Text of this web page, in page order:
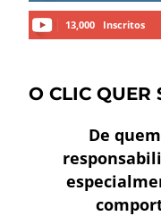
13,000 Inscritos
O CLIC QUER
De